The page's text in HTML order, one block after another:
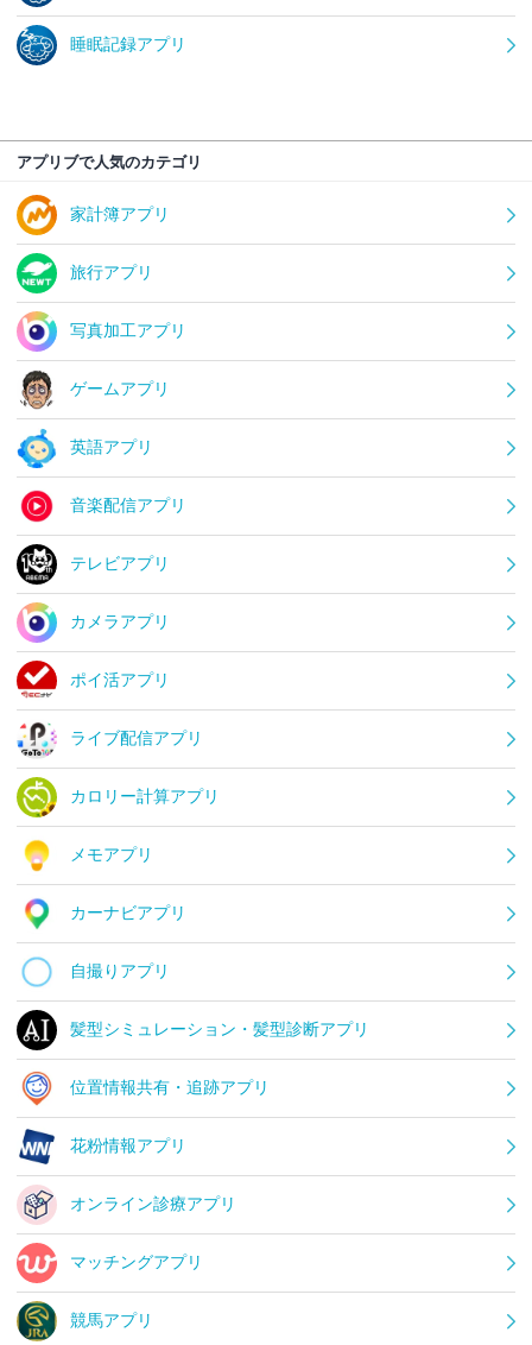
睡眠記録アプリ
アプリブで人気のカテゴリ
家計簿アプリ
旅行アプリ
写真加工アプリ
ゲームアプリ
英語アプリ
音楽配信アプリ
テレビアプリ
カメラアプリ
ポイ活アプリ
ライブ配信アプリ
カロリー計算アプリ
メモアプリ
カーナビアプリ
自撮りアプリ
髪型シミュレーション・髪型診断アプリ
位置情報共有・追跡アプリ
花粉情報アプリ
オンライン診療アプリ
マッチングアプリ
競馬アプリ